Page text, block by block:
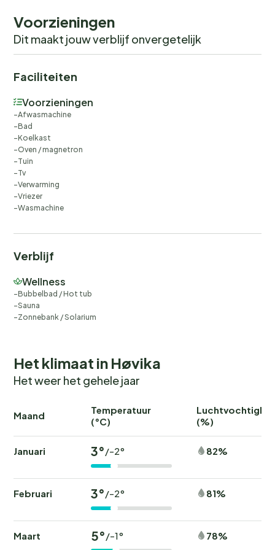
Voorzieningen
Dit maakt jouw verblijf onvergetelijk
Faciliteiten
Voorzieningen
Afwasmachine
Bad
Koelkast
Oven / magnetron
Tuin
Tv
Verwarming
Vriezer
Wasmachine
Verblijf
Wellness
Bubbelbad / Hot tub
Sauna
Zonnebank / Solarium
Het klimaat in Høvika
Het weer het gehele jaar
Maand
Temperatuur
(°C)
(%)
Januari 3°/-2° 82%
Februari 3°/-2° 81%
Maart 5°/-1° 78%